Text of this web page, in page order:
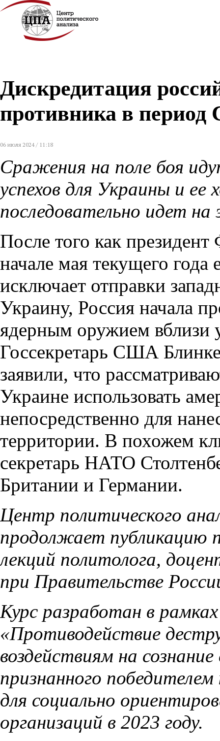
Дискредитация
противника в
06 июля 2024 / 11:18
Сражения на поле боя
успехов для Украины и ее
последовательно идет на
После того как
начале мая текущего года
исключает отправки
Украину, Россия начала
ядерным оружием вблизи
Госсекретарь США
заявили, что
Украине использовать
непосредственно для
территории. В похожем
секретарь НАТО
Британии и Германии.
Центр политического
продолжает публикацию
лекций политолога,
при Правительстве
Курс разработан в
«Противодействие
воздействиям на
признанного
для социально
организаций в 2023 году.